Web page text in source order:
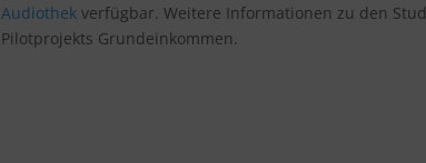
Audiothekverfügbar. Weitere Informationen zu den
Pilotprojekts Grundeinkommen.